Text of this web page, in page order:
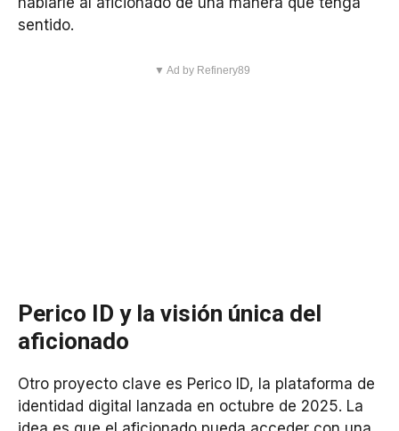
sentido.
▼ Ad by Refinery89
Perico ID y la visión única del
aficionado
Otro proyecto clave es Perico ID, la plataforma de
identidad digital lanzada en octubre de 2025. La